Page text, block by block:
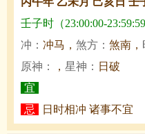
壬子时（23:00:00-
冲： 冲马， 煞方： 煞南，
原神：
， 星神： 日破
宜
忌
日时相冲 诸事不宜